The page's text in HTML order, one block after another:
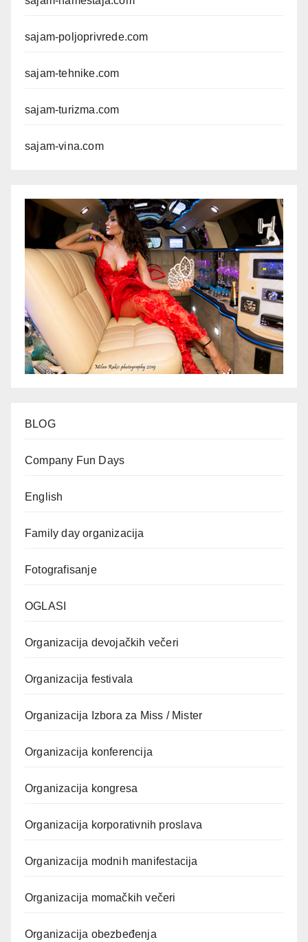
sajam-poljoprivrede.com
sajam-tehnike.com
sajam-turizma.com
sajam-vina.com
BLOG
Company Fun Days
English
Family day organizacija
Fotografisanje
OGLASI
Organizacija devojačkih večeri
Organizacija festivala
Organizacija Izbora za Miss / Mister
Organizacija konferencija
Organizacija kongresa
Organizacija korporativnih proslava
Organizacija modnih manifestacija
Organizacija momačkih večeri
Organizacija obezbeđenja